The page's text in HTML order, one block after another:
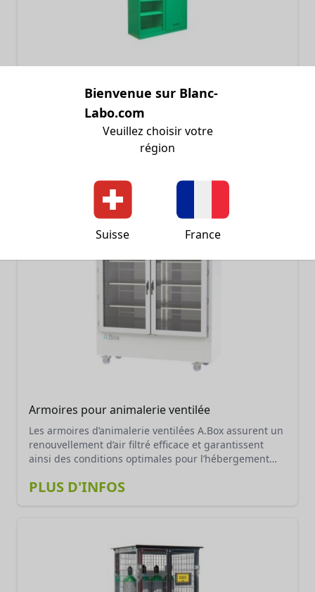
Bienvenue sur Blanc-
Labo.com
Veuillez choisir votre
région
Suisse France
Armoires phytosanitaires
Une grande gamme d'armoires pour le stockage de
produits phytosanitaires.
Armoires pour animalerie ventilée
Les armoires d’animalerie ventilées A.Box assurent un
renouvellement d’air filtré efficace et garantissent
ainsi des conditions optimales pour l’hébergement
recherche biomédicale et en zootechnie. Elles
PLUS D'INFOS